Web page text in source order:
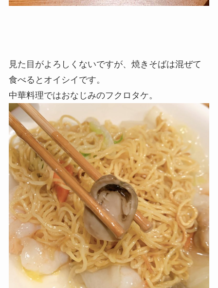
見た目がよろしくないですが、焼きそばは混ぜて
食べるとオイシイです。
中華料理ではおなじみのフクロタケ。